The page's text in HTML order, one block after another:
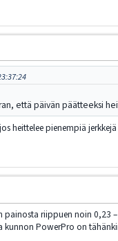
että päivän päätteeksi
heittelee pienempiä
painosta riippuen noin
PowerPro on